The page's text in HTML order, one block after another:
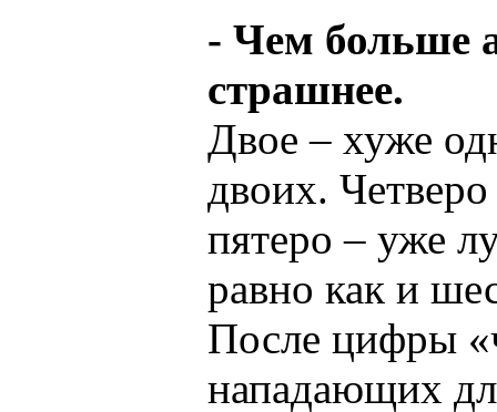
- Чем больше
страшнее.
Двое – хуже
двоих.
пятеро – уже
равно как и
После цифры
нападающих